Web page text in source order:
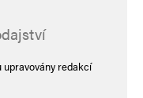
upravovány redakcí